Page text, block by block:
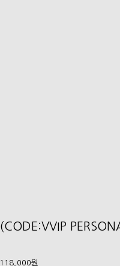
(CODE:VVIP
118,000원